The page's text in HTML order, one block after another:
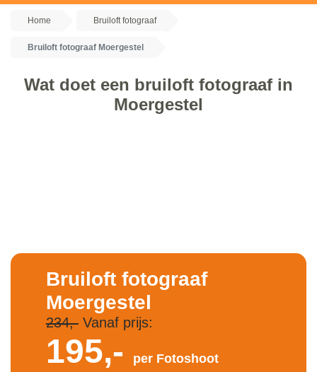
Home Bruiloft fotograaf
Bruiloft fotograaf Moergestel
Wat doet een bruiloft fotograaf in
Moergestel
Bruiloft fotograaf
Moergestel
234,-Vanaf prijs:
195,- per Fotoshoot